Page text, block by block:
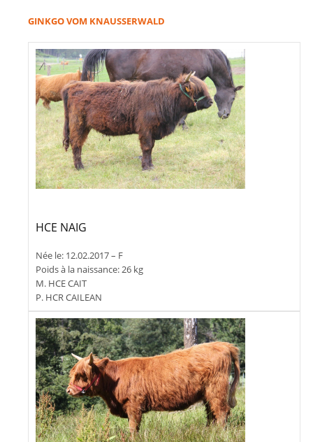
GINKGO VOM KNAUSSERWALD
HCE NAIG
Née le: 12.02.2017 – F
Poids à la naissance: 26 kg
M. HCE CAIT
P. HCR CAILEAN